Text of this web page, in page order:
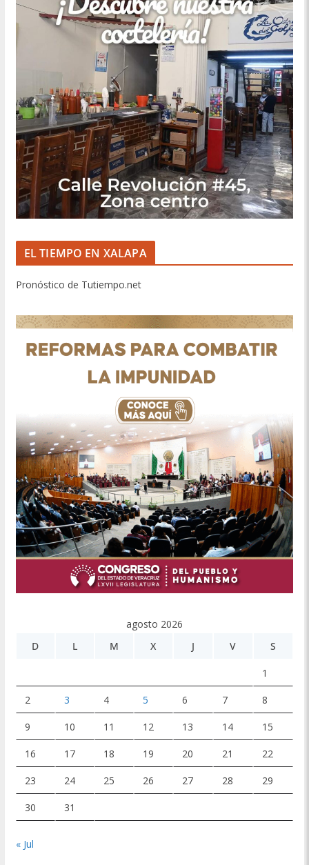
EL TIEMPO EN XALAPA
Pronóstico de Tutiempo.net
agosto 2026
D
L M X J V S
1
2 3 4 5 6 7 8
9 10 11 12 13 14 15
16 17 18 19 20 21 22
23 24 25 26 27 28 29
30 31
« Jul